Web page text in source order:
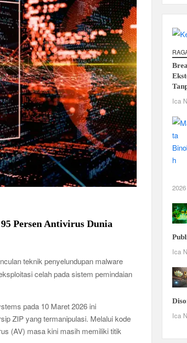
Riset
Persen Antivirus Dunia
teknik penyelundupan malware
celah pada sistem pemindaian
pada 10 Maret 2026 ini
ZIP yang termanipulasi. Melalui kode
(AV) masa kini masih memiliki titik
Ica
2026
Ica
Ica